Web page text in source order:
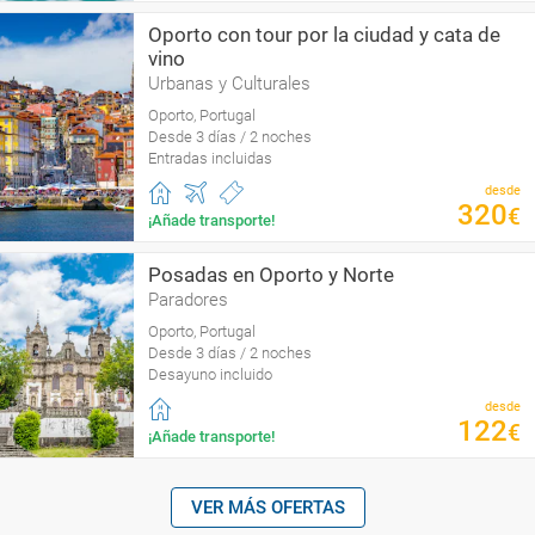
Oporto con tour por la ciudad y cata de
vino
Urbanas y Culturales
Oporto, Portugal
Desde 3 días / 2 noches
Entradas incluidas
¡Añade transporte!
desde
320€
Posadas en Oporto y Norte
Paradores
Oporto, Portugal
Desde 3 días / 2 noches
Desayuno incluido
¡Añade transporte!
desde
122€
VER MÁS OFERTAS